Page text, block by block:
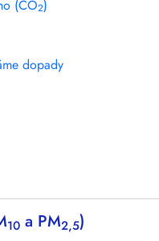
(CO2)
dopady
10a PM2,5)